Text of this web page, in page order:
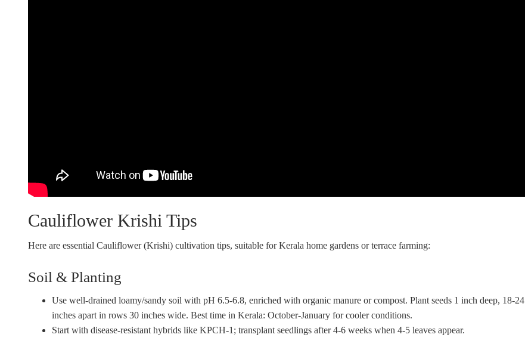
Cauliflower Krishi Tips
Here are essential Cauliflower (Krishi) cultivation tips, suitable for Kerala home gardens or terrace farming:
Soil & Planting
Use well-drained loamy/sandy soil with pH 6.5-6.8, enriched with organic manure or compost. Plant seeds 1 inch deep, 18-24
inches apart in rows 30 inches wide. Best time in Kerala: October-January for cooler conditions.
Start with disease-resistant hybrids like KPCH-1; transplant seedlings after 4-6 weeks when 4-5 leaves appear.